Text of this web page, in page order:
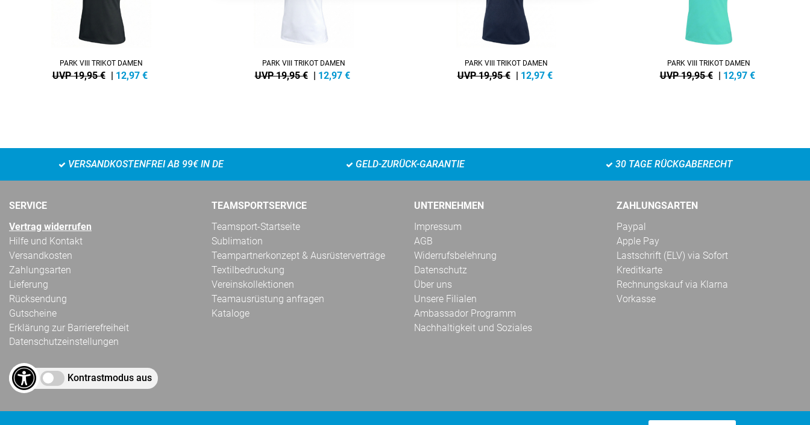
PARK VIII TRIKOT DAMEN
UVP 19,95 € 12,97 €
PARK VIII TRIKOT DAMEN
UVP 19,95 € 12,97 €
PARK VIII TRIKOT DAMEN
UVP 19,95 € 12,97 €
PARK VIII TRIKOT DAMEN
UVP 19,95 € 12,97 €
VERSANDKOSTENFREI AB 99€ IN DE GELD-ZURÜCK-GARANTIE 30 TAGE RÜCKGABERECHT
SERVICE
Vertrag widerrufen
Hilfe und Kontakt
Versandkosten
Zahlungsarten
Lieferung
Rücksendung
Gutscheine
Erklärung zur Barrierefreiheit
Datenschutzeinstellungen
Kontrastmodus aus
TEAMSPORTSERVICE
Teamsport-Startseite
Sublimation
Teampartnerkonzept & Ausrüsterverträge
Textilbedruckung
Vereinskollektionen
Teamausrüstung anfragen
Kataloge
UNTERNEHMEN
Impressum
AGB
Widerrufsbelehrung
Datenschutz
Über uns
Unsere Filialen
Ambassador Programm
Nachhaltigkeit und Soziales
ZAHLUNGSARTEN
Paypal
Apple Pay
Lastschrift (ELV) via Sofort
Kreditkarte
Rechnungskauf via Klarna
Vorkasse